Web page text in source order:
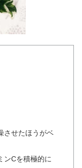
させたほうがベ
ンCを積極的に